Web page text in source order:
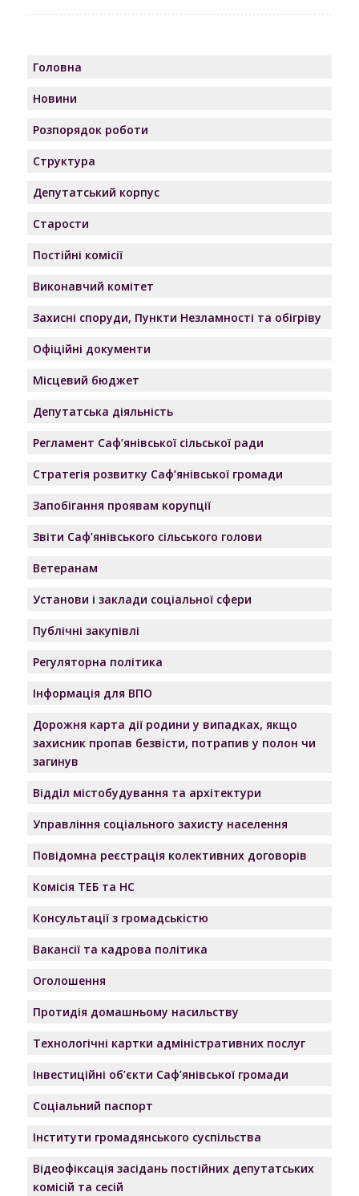
Головна
Новини
Розпорядок роботи
Структура
Депутатський корпус
Старости
Постійні комісії
Виконавчий комітет
Захисні споруди, Пункти Незламності та обігріву
Офіційні документи
Місцевий бюджет
Депутатська діяльність
Регламент Саф’янівської сільської ради
Стратегія розвитку Саф’янівської громади
Запобігання проявам корупції
Звіти Саф’янівського сільського голови
Ветеранам
Установи і заклади соціальної сфери
Публічні закупівлі
Регуляторна політика
Інформація для ВПО
Дорожня карта дії родини у випадках, якщо
захисник пропав безвісти, потрапив у полон чи
загинув
Відділ містобудування та архітектури
Управління соціального захисту населення
Повідомна реєстрація колективних договорів
Комісія ТЕБ та НС
Консультації з громадськістю
Вакансії та кадрова політика
Оголошення
Протидія домашньому насильству
Технологічні картки адміністративних послуг
Інвестиційні об’єкти Саф’янівської громади
Соціальний паспорт
Інститути громадянського суспільства
Відеофіксація засідань постійних депутатських
комісій та сесій